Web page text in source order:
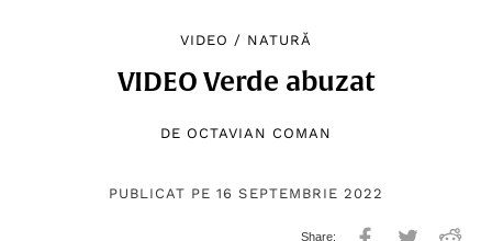
VIDEO / NATURĂ
VIDEO Verde abuzat
DE OCTAVIAN COMAN
PUBLICAT PE 16 SEPTEMBRIE 2022